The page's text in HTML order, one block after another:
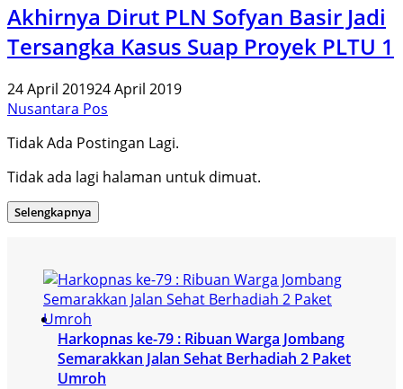
Akhirnya Dirut PLN Sofyan Basir Jadi
Tersangka Kasus Suap Proyek PLTU 1
24 April 201924 April 2019
Nusantara Pos
Tidak Ada Postingan Lagi.
Tidak ada lagi halaman untuk dimuat.
Selengkapnya
Harkopnas ke-79 : Ribuan Warga Jombang
Semarakkan Jalan Sehat Berhadiah 2 Paket
Umroh